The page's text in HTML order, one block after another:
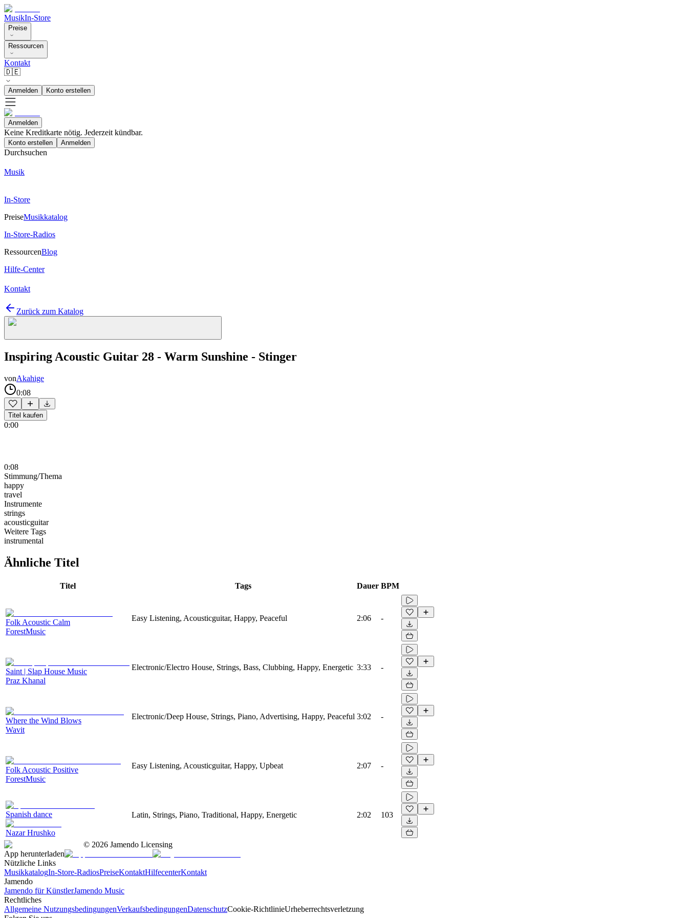
MusikIn-Store
Preise
Ressourcen
Kontakt
🇩🇪
Anmelden Konto erstellen
Anmelden
Keine Kreditkarte nötig. Jederzeit kündbar.
Konto erstellen Anmelden
Durchsuchen
Musik
In-Store
PreiseMusikkatalog
In-Store-Radios
RessourcenBlog
Hilfe-Center
Kontakt
Zurück zum Katalog
Inspiring Acoustic Guitar 28 - Warm Sunshine - Stinger
vonAkahige
0:08
Titel kaufen
0:00
0:08
Stimmung/Thema
happy
travel
Instrumente
strings
acousticguitar
Weitere Tags
instrumental
Ähnliche Titel
Titel Tags Dauer BPM
Folk Acoustic Calm
ForestMusic
Easy Listening, Acousticguitar, Happy, Peaceful 2:06 -
Saint | Slap House Music
Praz Khanal
Electronic/Electro House, Strings, Bass, Clubbing, Happy, Energetic 3:33 -
Where the Wind Blows
Wavit
Electronic/Deep House, Strings, Piano, Advertising, Happy, Peaceful 3:02 -
Folk Acoustic Positive
ForestMusic
Easy Listening, Acousticguitar, Happy, Upbeat 2:07 -
Spanish dance
Nazar Hrushko
Latin, Strings, Piano, Traditional, Happy, Energetic 2:02 103
© 2026 Jamendo Licensing
App herunterladen
Nützliche Links
MusikkatalogIn-Store-RadiosPreiseKontaktHilfecenterKontakt
Jamendo
Jamendo für KünstlerJamendo Music
Rechtliches
Allgemeine NutzungsbedingungenVerkaufsbedingungenDatenschutzCookie-RichtlinieUrheberrechtsverletzung